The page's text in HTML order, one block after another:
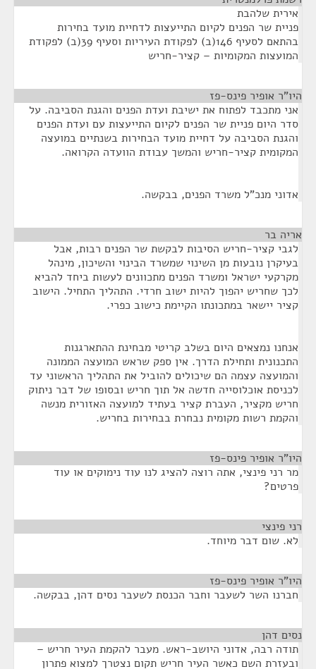
אירית שלהבת
פניית שר הפנים לקיום התייעצות לדחיית מועד בחירות
בהתאם לסעיף 146(ב) לפקודת העיריות וסעיף 39(ב) לפקודת
המועצות המקומיות – קציר-חריש
היו"ר אופיר פינס-פז
אני מתכבד לפתוח את ישיבת ועדת הפנים והגנת הסביבה. על
סדר היום פניית שר הפנים לקיום התייעצות עם ועדת הפנים
והגנת הסביבה על דחיית מועד הבחירות בשנתיים במועצה
המקומית קציר-חריש והמשך עבודת הוועדה הקרואה.
אדוני מנכ"ל משרד הפנים, בבקשה.
אריה בר
לגבי קציר-חריש הסיבות לבקשת שר הפנים רבות, אבל
בעיקרן נובעות מן השינוי שמשרד הבינוי והשיכון, מינהל
מקרקעי ישראל ומשרד הפנים מתכוונים לעשות ביחד להביא
לכך שחריש יהפוך להיות ישוב חרדי. התהליך התחיל. הישוב
קציר יישאר במתכונתו הקיימת כישוב כפרי.
אנחנו נמצאים היום בשלב קריטי מבחינת ההתארגנות
התכנונית ותחילת הדרך. אין ספק שראש המועצה הממונה
והמועצה עצמה הם שיכולים להוביל את התהליך הראשוני עד
לכניסת אוכלוסייה חדשה אל תוך חריש ובסופו של דבר ניתוק
חריש מקציר, העברת קציר בעתיד למועצה האזורית מנשה
והקמת רשות מקומית נבחרת בבחירות בחריש.
היו"ר אופיר פינס-פז
מר רני פינצי, אתה רוצה להציג לנו עוד נימוקים או עוד
פרטים?
רני פינצי
לא. שום דבר מיוחד.
היו"ר אופיר פינס-פז
חברנו השר לשעבר וחבר הכנסת לשעבר נסים דהן, בבקשה.
נסים דהן
תודה רבה, אדוני היושב-ראש. מעבר להקמת העיר חריש –
ובעזרת השם כאשר העיר חריש תקום נצטרך למצוא פתרון